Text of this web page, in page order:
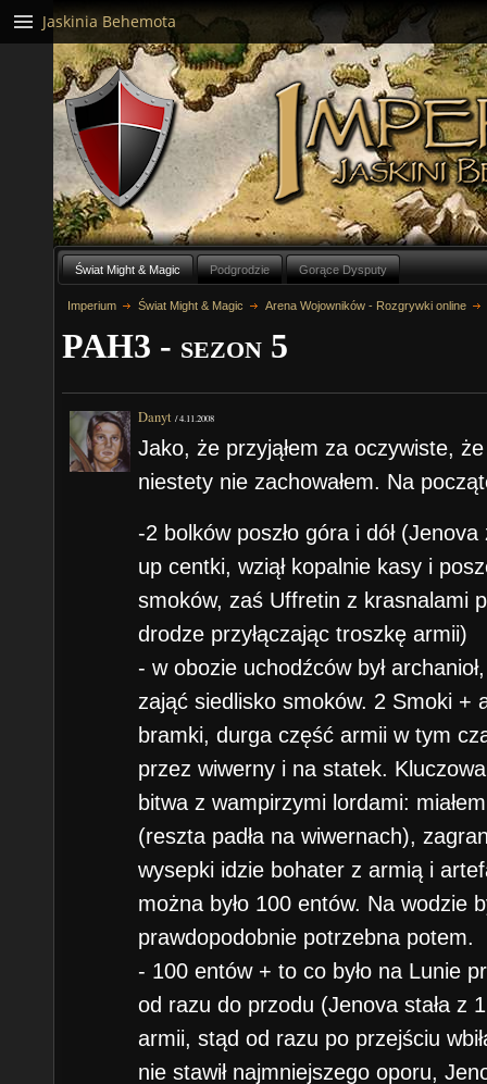
Świat Might & Magic Podgrodzie Gorące Dysputy
Imperium Świat Might & Magic Arena Wojowników - Rozgrywki online
PAH3 - sezon 5
Danyt /4.11.2008
Jako, że przyjąłem za oczywiste,
niestety nie zachowałem. Na
-2 bolków poszło góra i dół
up centki, wziął kopalnie kasy i
smoków, zaś Uffretin z krasnalami
drodze przyłączając troszkę armii)
- w obozie uchodźców był
zająć siedlisko smoków. 2 Smoki +
bramki, durga część armii w tym
przez wiwerny i na statek.
bitwa z wampirzymi lordami:
(reszta padła na wiwernach),
wysepki idzie bohater z armią i
można było 100 entów. Na wodzie
prawdopodobnie potrzebna potem.
- 100 entów + to co było na Lunie
od razu do przodu (Jenova stała z
armii, stąd od razu po przejściu
nie stawił najmniejszego oporu,
Jaskinia Behemota